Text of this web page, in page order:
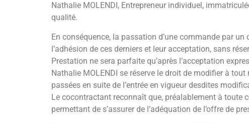
Nathalie MOLENDI, Entrepreneur individuel,
qualité.
En conséquence, la passation d’une commande par
l’adhésion de ces derniers et leur acceptation, sans
Prestation ne sera parfaite qu’après l’acceptation
Nathalie MOLENDI se réserve le droit de modifier à
passées en suite de l’entrée en vigueur desdites
Le cocontractant reconnaît que, préalablement à toute
permettant de s’assurer de l’adéquation de l’offre de